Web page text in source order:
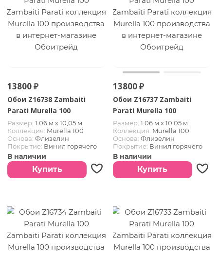
13800 ₽
Обои Z16738 Zambaiti
Parati Murella 100
Размер: 1.06 м х 10,05 м
Коллекция: Murella 100
Основа: Флизелин
Покрытие: Винил горячего
тиснения
В наличии
Купить
13800 ₽
Обои Z16737 Zambaiti
Parati Murella 100
Размер: 1.06 м х 10,05 м
Коллекция: Murella 100
Основа: Флизелин
Покрытие: Винил горячего
тиснения
В наличии
Купить